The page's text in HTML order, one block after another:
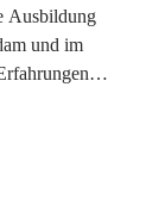
Ausbildung
und im